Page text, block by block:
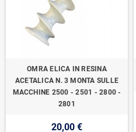
OMRA ELICA IN RESINA
ACETALICA N. 3 MONTA SULLE
MACCHINE 2500 - 2501 - 2800 -
2801
20,00 €